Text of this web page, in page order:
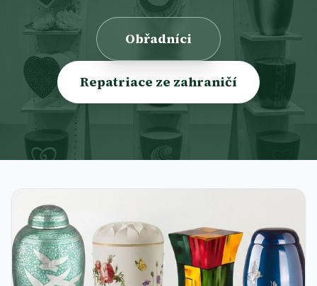
Obřadníci
Repatriace ze zahraničí